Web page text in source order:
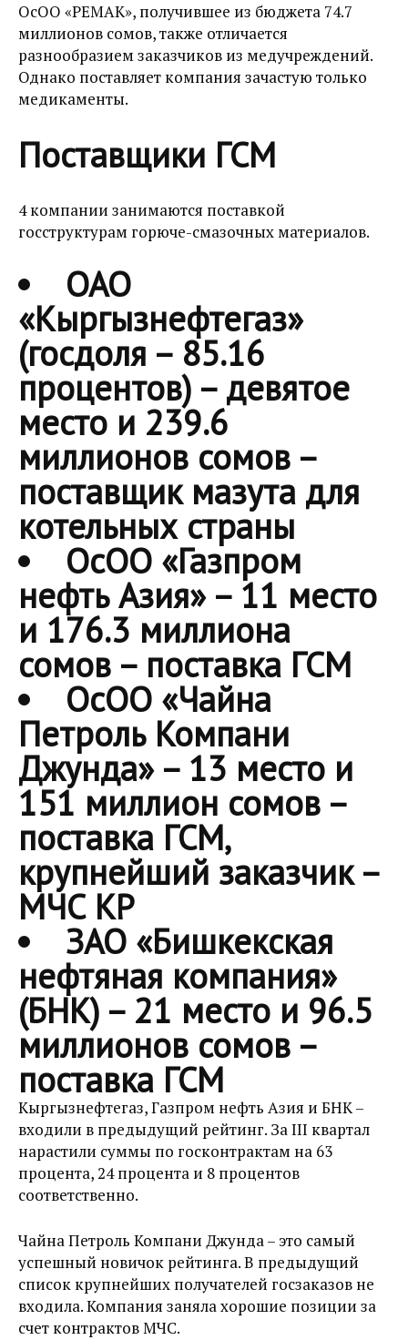
ОсОО «РЕМАК», получившее из бюджета 74.7
миллионов сомов, также отличается
разнообразием заказчиков из медучреждений.
Однако поставляет компания зачастую только
медикаменты.
Поставщики ГСМ
4 компании занимаются поставкой
госструктурам горюче-смазочных материалов.
ОАО
«Кыргызнефтегаз»
(госдоля – 85.16
процентов) – девятое
место и 239.6
миллионов сомов –
поставщик мазута для
котельных страны
ОсОО «Газпром
нефть Азия»– 11 место
и 176.3 миллиона
сомов – поставка ГСМ
ОсОО «Чайна
Петроль Компани
Джунда»– 13 место и
151 миллион сомов –
поставка ГСМ,
крупнейший заказчик –
МЧС КР
ЗАО «Бишкекская
нефтяная компания»
(БНК) – 21 место и 96.5
миллионов сомов –
поставка ГСМ
Кыргызнефтегаз, Газпром нефть Азия и БНК –
входили в предыдущий рейтинг. За III квартал
нарастили суммы по госконтрактам на 63
процента, 24 процента и 8 процентов
соответственно.
Чайна Петроль Компани Джунда – это самый
успешный новичок рейтинга. В предыдущий
список крупнейших получателей госзаказов не
входила. Компания заняла хорошие позиции за
счет контрактов МЧС.